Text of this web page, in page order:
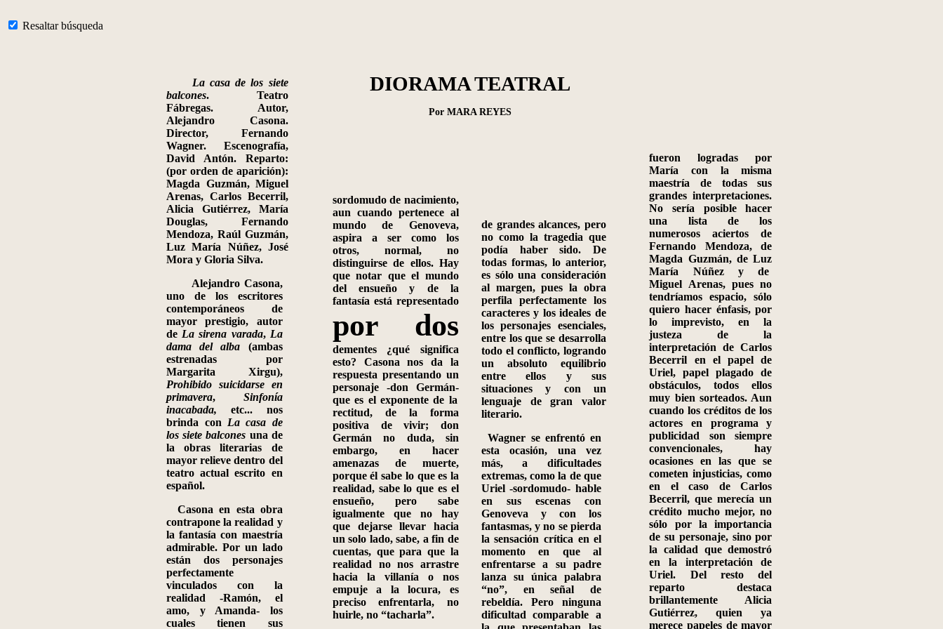
Resaltar búsqueda
La casa de los siete
balcones. Teatro
Fábregas. Autor,
Alejandro Casona.
Director, Fernando
Wagner. Escenografía,
David Antón. Reparto:
(por orden de aparición):
Magda Guzmán, Miguel
Arenas, Carlos Becerril,
Alicia Gutiérrez, María
Douglas, Fernando
Mendoza, Raúl Guzmán,
Luz María Núñez, José
Mora y Gloria Silva.
Alejandro Casona,
uno de los escritores
contemporáneos de
mayor prestigio, autor
de La sirena varada, La
dama del alba (ambas
estrenadas por
Margarita Xirgu),
Prohibido suicidarse en
primavera, Sinfonía
inacabada, etc... nos
brinda con La casa de
los siete balcones una de
la obras literarias de
mayor relieve dentro del
teatro actual escrito en
español.
Casona en esta obra
contrapone la realidad y
la fantasía con maestría
admirable. Por un lado
están dos personajes
perfectamente
vinculados con la
realidad -Ramón, el
amo, y Amanda- los
cuales tienen sus
DIORAMA TEATRAL
Por MARA REYES
sordomudo de nacimiento,
aun cuando pertenece al
mundo de Genoveva,
aspira a ser como los
otros, normal, no
distinguirse de ellos. Hay
que notar que el mundo
del ensueño y de la
fantasía está representado
por dos
dementes ¿qué significa
esto? Casona nos da la
respuesta presentando un
personaje -don Germán-
que es el exponente de la
rectitud, de la forma
positiva de vivir; don
Germán no duda, sin
embargo, en hacer
amenazas de muerte,
porque él sabe lo que es la
realidad, sabe lo que es el
ensueño, pero sabe
igualmente que no hay
que dejarse llevar hacia
un solo lado, sabe, a fin de
cuentas, que para que la
realidad no nos arrastre
hacia la villanía o nos
empuje a la locura, es
preciso enfrentarla, no
huirle, no “tacharla”.
de grandes alcances, pero
no como la tragedia que
podía haber sido. De
todas formas, lo anterior,
es sólo una consideración
al margen, pues la obra
perfila perfectamente los
caracteres y los ideales de
los personajes esenciales,
entre los que se desarrolla
todo el conflicto, logrando
un absoluto equilibrio
entre ellos y sus
situaciones y con un
lenguaje de gran valor
literario.
Wagner se enfrentó en
esta ocasión, una vez
más, a dificultades
extremas, como la de que
Uriel -sordomudo- hable
en sus escenas con
Genoveva y con los
fantasmas, y no se pierda
la sensación crítica en el
momento en que al
enfrentarse a su padre
lanza su única palabra
“no”, en señal de
rebeldía. Pero ninguna
dificultad comparable a
fueron logradas por
María con la misma
maestría de todas sus
grandes interpretaciones.
No sería posible hacer
una lista de los
numerosos aciertos de
Fernando Mendoza, de
Magda Guzmán, de Luz
María Núñez y de
Miguel Arenas, pues no
tendríamos espacio, sólo
quiero hacer énfasis, por
lo imprevisto, en la
justeza de la
interpretación de Carlos
Becerril en el papel de
Uriel, papel plagado de
obstáculos, todos ellos
muy bien sorteados. Aun
cuando los créditos de los
actores en programa y
publicidad son siempre
convencionales, hay
ocasiones en las que se
cometen injusticias, como
en el caso de Carlos
Becerril, que merecía un
crédito mucho mejor, no
sólo por la importancia
de su personaje, sino por
la calidad que demostró
en la interpretación de
Uriel. Del resto del
reparto destaca
brillantemente Alicia
Gutiérrez, quien ya
merece papeles de mayor